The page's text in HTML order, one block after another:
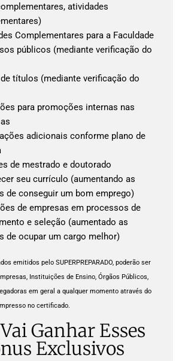
atividades
Complementares para a Faculdade
públicos (mediante verificação do
títulos (mediante verificação do
para promoções internas nas
adicionais conforme plano de
de mestrado e doutorado
seu currículo (aumentando as
de conseguir um bom emprego)
de empresas em processos de
e seleção (aumentado as
de ocupar um cargo melhor)
emitidos pelo SUPERPREPARADO, poderão ser
Instituições de Ensino, Órgãos Públicos,
em geral a qualquer momento através do
no certificado.
Ganhar Esses
Exclusivos